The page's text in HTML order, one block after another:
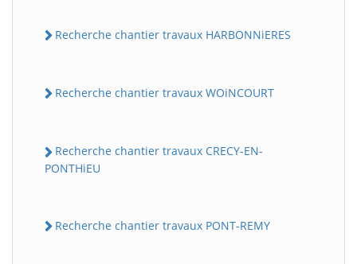
Recherche chantier travaux HARBONNiERES
Recherche chantier travaux WOiNCOURT
Recherche chantier travaux CRECY-EN-
PONTHiEU
Recherche chantier travaux PONT-REMY